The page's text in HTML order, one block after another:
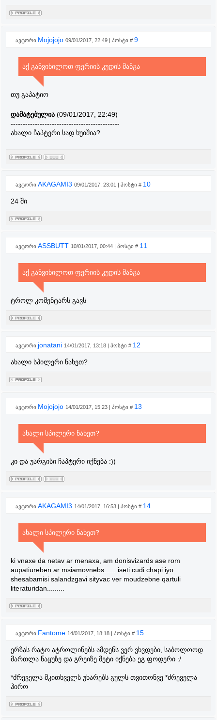
ავტორი Mojojojo 09/01/2017, 22:49 | პოსტი # 9
აქ განვიხილოთ ფერიის კუდის მანგა
თუ გაპატიო
დამატებულია (09/01/2017, 22:49)
---------------------------------------------
ახალი ჩაპტერი სად ხუიშია?
ავტორი AKAGAMI3 09/01/2017, 23:01 | პოსტი # 10
24 ში
ავტორი ASSBUTT 10/01/2017, 00:44 | პოსტი # 11
აქ განვიხილოთ ფერიის კუდის მანგა
ტროლ კომენტარს გავს
ავტორი jonatani 14/01/2017, 13:18 | პოსტი # 12
ახალი სპილერი ნახეთ?
ავტორი Mojojojo 14/01/2017, 15:23 | პოსტი # 13
ახალი სპილერი ნახეთ?
კი და უარგისი ჩაპტერი იქნება :))
ავტორი AKAGAMI3 14/01/2017, 16:53 | პოსტი # 14
ახალი სპილერი ნახეთ?
ki vnaxe da netav ar menaxa, am donisvizards ase rom
aupatiureben ar msiamovnebs...... iseti cudi chapi iyo
shesabamisi salandzgavi sityvac ver moudzebne qartuli
literaturidan.........
ავტორი Fantome 14/01/2017, 18:18 | პოსტი # 15
ერზას რატო ატროლინებს ამდენს ვერ ვხვდები, საბოლოოდ
მართლა ნაცუზე და გრეიზე მეტი იქნება ეგ ფოდერი :/
*ძრეველა მკითხველს უხარებს გულს თვითონვე *ძრეველა
ჰირო